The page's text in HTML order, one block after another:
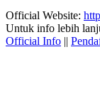
Official Website:
Untuk info lebih
Official Info ||